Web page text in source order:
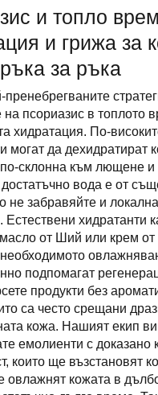
и топло
и грижа за
за ръка
пренебрегваните
на псориазис в топлото
хидратация. По-
могат да дехидратират
склонна към лющене и
вода е от
не забравяйте и
Естествени хидратанти
от Ший или крем
подпомагат
продукти без
са често срещани
кожа. Нашият екип
емолиенти с доказано
които ще възстановят
овлажнят кожата в